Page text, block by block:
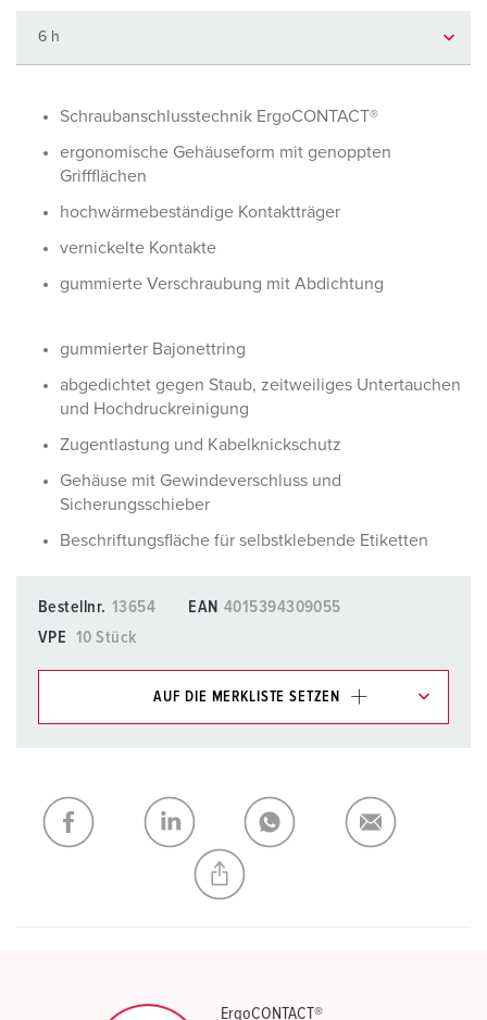
Schraubanschlusstechnik ErgoCONTACT®
ergonomische Gehäuseform mit genoppten
Griffflächen
hochwärmebeständige Kontaktträger
vernickelte Kontakte
gummierte Verschraubung mit Abdichtung
gummierter Bajonettring
abgedichtet gegen Staub, zeitweiliges Untertauchen
und Hochdruckreinigung
Zugentlastung und Kabelknickschutz
Gehäuse mit Gewindeverschluss und
Sicherungsschieber
Beschriftungsfläche für selbstklebende Etiketten
Bestellnr. 13654 EAN 4015394309055
VPE
10 Stück
AUF DIE MERKLISTE SETZEN
Meine Liste (0) HINZUFÜGEN
NEUE LISTE ERSTELLEN
ErgoCONTACT®